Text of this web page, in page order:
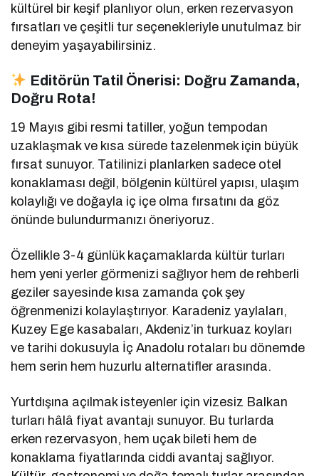
kültürel bir keşif planlıyor olun, erken rezervasyon
fırsatları ve çeşitli tur seçenekleriyle unutulmaz bir
deneyim yaşayabilirsiniz.
Editörün Tatil Önerisi: Doğru Zamanda,
Doğru Rota!
19 Mayıs gibi resmi tatiller, yoğun tempodan
uzaklaşmak ve kısa sürede tazelenmek için büyük
fırsat sunuyor. Tatilinizi planlarken sadece otel
konaklaması değil, bölgenin kültürel yapısı, ulaşım
kolaylığı ve doğayla iç içe olma fırsatını da göz
önünde bulundurmanızı öneriyoruz.
Özellikle 3-4 günlük kaçamaklarda kültür turları
hem yeni yerler görmenizi sağlıyor hem de rehberli
geziler sayesinde kısa zamanda çok şey
öğrenmenizi kolaylaştırıyor. Karadeniz yaylaları,
Kuzey Ege kasabaları, Akdeniz’in turkuaz koyları
ve tarihi dokusuyla İç Anadolu rotaları bu dönemde
hem serin hem huzurlu alternatifler arasında.
Yurtdışına açılmak isteyenler için vizesiz Balkan
turları hâlâ fiyat avantajı sunuyor. Bu turlarda
erken rezervasyon, hem uçak bileti hem de
konaklama fiyatlarında ciddi avantaj sağlıyor.